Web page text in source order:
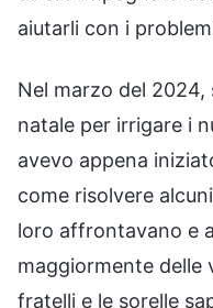
aiutarli con i
Nel marzo del
natale per irrigare i
avevo appena
come risolvere
loro affrontavano e
maggiormente delle
fratelli e le sorelle